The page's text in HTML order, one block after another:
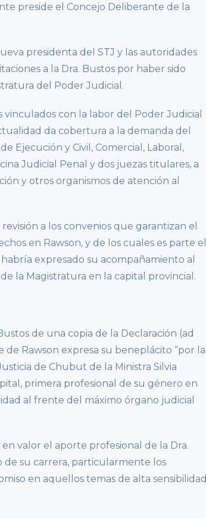
preside el Concejo Deliberante de la
presidenta del STJ y las autoridades
a la Dra. Bustos por haber sido
del Poder Judicial.
con la labor del Poder Judicial
da cobertura a la demanda del
Ejecución y Civil, Comercial, Laboral,
Judicial Penal y dos juezas titulares, a
y otros organismos de atención al
a los convenios que garantizan el
en Rawson, y de los cuales es parte el
expresado su acompañamiento al
la Magistratura en la capital provincial.
de una copia de la Declaración (ad
Rawson expresa su beneplácito “por la
de Chubut de la Ministra Silvia
primera profesional de su género en
al frente del máximo órgano judicial
valor el aporte profesional de la Dra.
de su carrera, particularmente los
en aquellos temas de alta